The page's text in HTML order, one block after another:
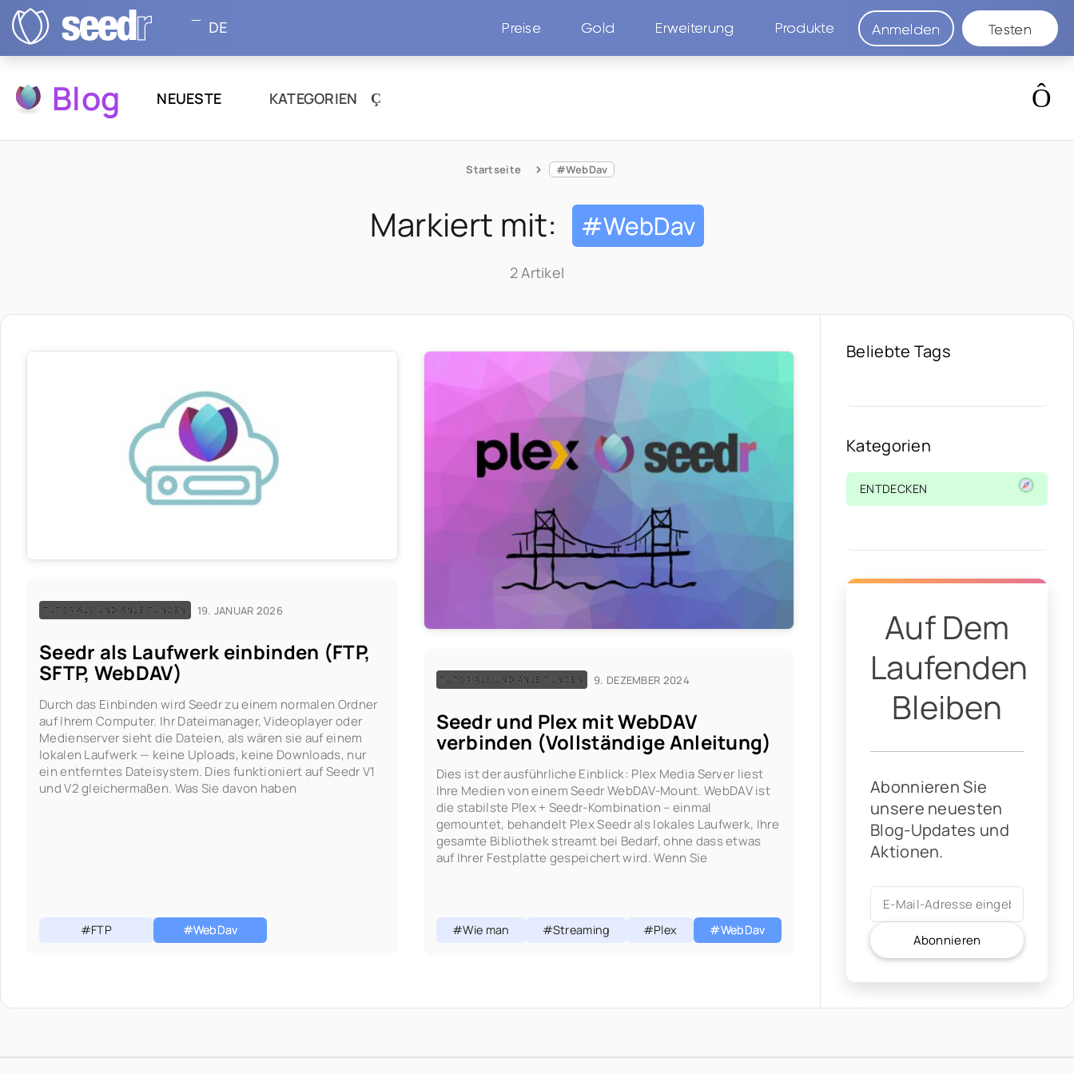
DE Preise Gold Erweiterung Produkte Anmelden Testen
Blog NEUESTE KATEGORIEN
Startseite #WebDav
Markiert mit: #WebDav
2 Artikel
TUTORIALS UND ANLEITUNGEN 19. JANUAR 2026
Seedr als Laufwerk einbinden (FTP,
SFTP, WebDAV)
Durch das Einbinden wird Seedr zu einem normalen Ordner
auf Ihrem Computer. Ihr Dateimanager, Videoplayer oder
Medienserver sieht die Dateien, als wären sie auf einem
lokalen Laufwerk — keine Uploads, keine Downloads, nur
ein entferntes Dateisystem. Dies funktioniert auf Seedr V1
und V2 gleichermaßen. Was Sie davon haben
#FTP #WebDav
TUTORIALS UND ANLEITUNGEN 9. DEZEMBER 2024
Seedr und Plex mit WebDAV
verbinden (Vollständige Anleitung)
Dies ist der ausführliche Einblick: Plex Media Server liest
Ihre Medien von einem Seedr WebDAV-Mount. WebDAV ist
die stabilste Plex + Seedr-Kombination – einmal
gemountet, behandelt Plex Seedr als lokales Laufwerk, Ihre
gesamte Bibliothek streamt bei Bedarf, ohne dass etwas
auf Ihrer Festplatte gespeichert wird. Wenn Sie
#Wie man #Streaming #Plex #WebDav
Beliebte Tags
Kategorien
ENTDECKEN
Auf Dem
Laufenden
Bleiben
Abonnieren Sie
unsere neuesten
Blog-Updates und
Aktionen.
Abonnieren